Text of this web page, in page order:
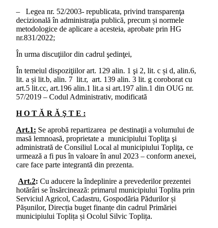
– Legea nr. 52/2003- republicata, privind transparenţa
decizională în administraţia publică, precum și normele
metodologice de aplicare a acesteia, aprobate prin HG
nr.831/2022;
În urma discuţiilor din cadrul şedinţei,
În temeiul dispoziţiilor art. 129 alin. 1 şi 2, lit. c și d, alin.6,
lit. a și lit.b, alin. 7 lit.r, art. 139 alin. 3 lit. g coroborat cu
art.5 lit.cc, art.196 alin.1 lit.a si art.197 alin.1 din OUG nr.
57/2019 – Codul Administrativ, modificată
H O T Ǎ R Ǎ Ş T E :
Art.1: Se aprobă repartizarea pe destinaţii a volumului de
masă lemnoasă, proprietate a municipiului Topliţa şi
administrată de Consiliul Local al municipiului Topliţa, ce
urmează a fi pus în valoare în anul 2023 – conform anexei,
care face parte integrantă din prezenta.
Art.2: Cu aducere la îndeplinire a prevederilor prezentei
hotărâri se însărcinează: primarul municipiului Toplita prin
Serviciul Agricol, Cadastru, Gospodăria Pădurilor și
Pășunilor, Direcția buget finanțe din cadrul Primăriei
municipiului Toplița și Ocolul Silvic Toplița.